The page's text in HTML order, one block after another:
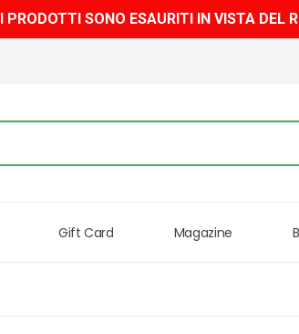
I PRODOTTI SONO ESAURITI IN VISTA DEL
Gift Card Magazine